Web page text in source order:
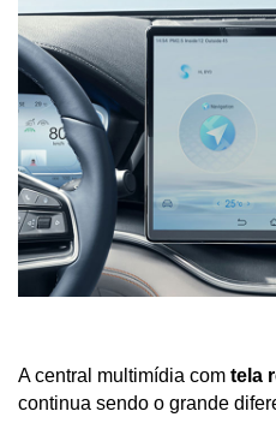
A central multimídia com tela
continua sendo o grande